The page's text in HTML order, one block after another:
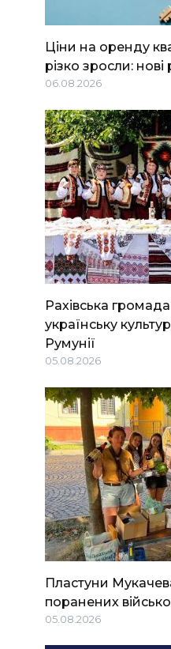
Ціни на оренду
різко зросли: нові
06.08.2026
Рахівська
українську
Румунії
05.08.2026
Пластуни
поранених
05.08.2026